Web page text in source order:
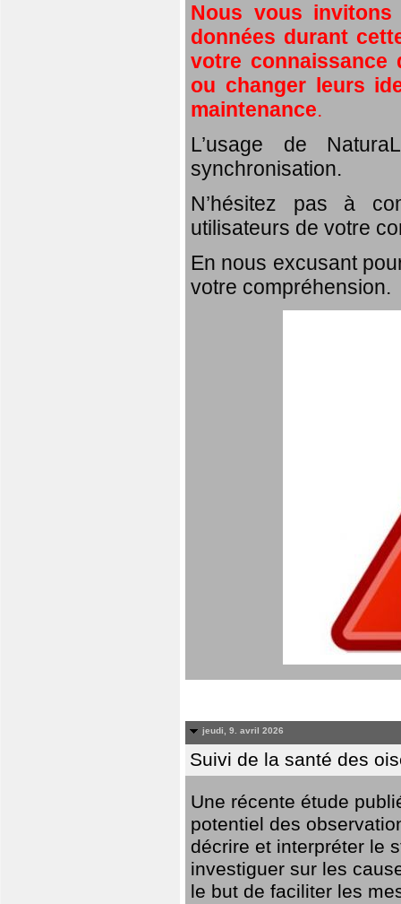
Nous vous
données durant
votre connaissance
ou changer leurs
maintenance.
L’usage de
synchronisation.
N’hésitez pas à
utilisateurs de votre
En nous excusant
votre compréhension.
jeudi, 9. avril 2026
Suivi de la santé des
Une récente étude
potentiel des
décrire et interpréter le
investiguer sur les
le but de faciliter les